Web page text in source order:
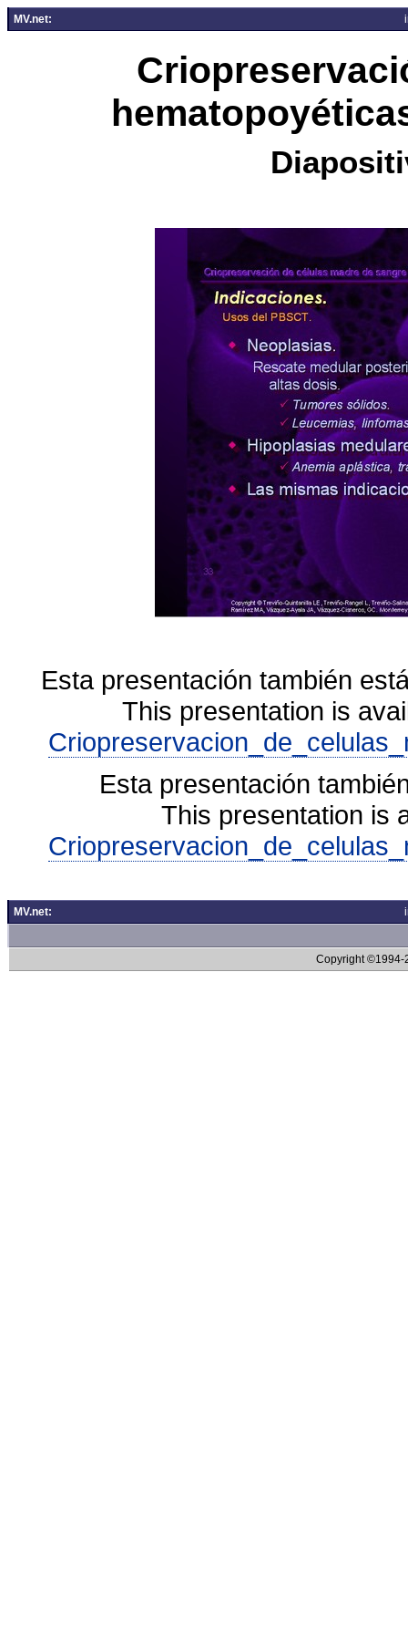
MV.net:
Esta presentación también
This presentation is
Esta presentación
This presentation is
MV.net:
Copyright ©1994-